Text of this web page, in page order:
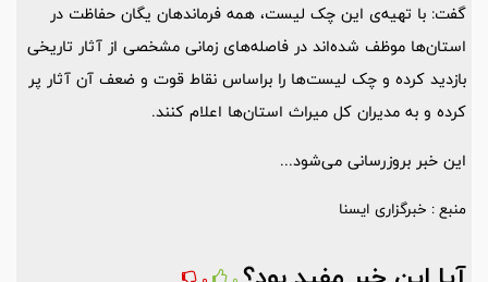
گفت: با تهیه‌ی این چک لیست، همه فرماندهان یگان حفاظت در
استان‌ها موظف شده‌اند در فاصله‌های زمانی مشخصی از آثار تاریخی
بازدید کرده و چک لیست‌ها را براساس نقاط قوت و ضعف آن آثار پر
کرده و به مدیران کل میراث استان‌ها اعلام کنند.
این خبر بروزرسانی می‌شود...
منبع : خبرگزاری ایسنا